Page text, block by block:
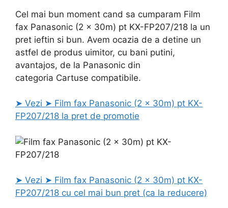
Cel mai bun moment cand sa cumparam Film
fax Panasonic (2 x 30m) pt KX-FP207/218 la un
pret ieftin si bun. Avem ocazia de a detine un
astfel de produs uimitor, cu bani putini,
avantajos, de la Panasonic din
categoria Cartuse compatibile.
➤ Vezi ➤ Film fax Panasonic (2 x 30m) pt KX-
FP207/218 la pret de promotie
➤ Vezi ➤ Film fax Panasonic (2 x 30m) pt KX-
FP207/218 cu cel mai bun pret (ca la reducere)